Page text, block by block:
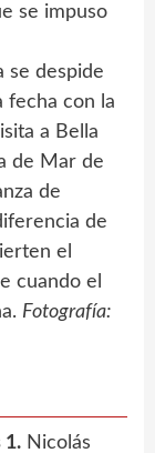
se impuso
se despide
fecha con la
a Bella
de Mar de
de
de
el
cuando el
Fotografía:
1. Nicolás